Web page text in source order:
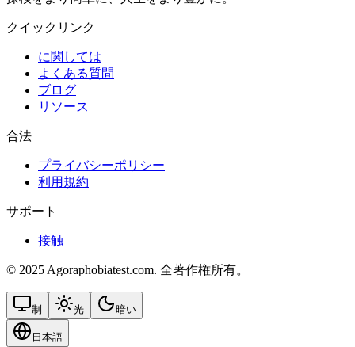
クイックリンク
に関しては
よくある質問
ブログ
リソース
合法
プライバシーポリシー
利用規約
サポート
接触
© 2025 Agoraphobiatest.com. 全著作権所有。
制 光 暗い
日本語